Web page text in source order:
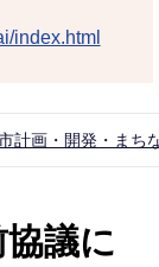
index.html
計画・開発・まち
議に